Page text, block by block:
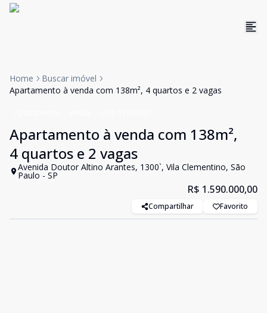
Home
Buscar imóvel
Apartamento à venda com 138m², 4 quartos e 2 vagas
Apartamento à venda com 138m²,
4 quartos e 2 vagas
Avenida Doutor Altino Arantes, 1300`, Vila Clementino, São
Paulo - SP
R$ 1.590.000,00
Compartilhar Favorito